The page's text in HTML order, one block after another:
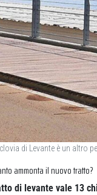
di Levante è un altro
ammonta il nuovo tratto?
di levante vale 13